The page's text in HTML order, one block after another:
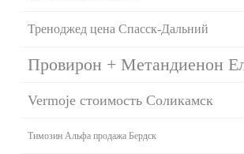
Треноджед цена Спасск-Дальний
Провирон + Метандиенон
Vermoje стоимость Соликамск
Tимозин Альфа продажа Бердск